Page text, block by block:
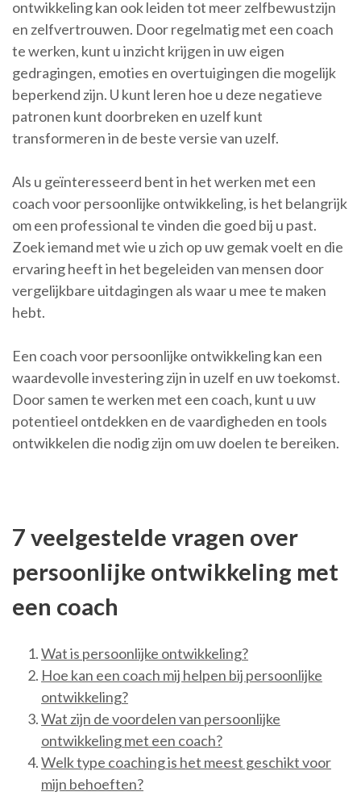
ontwikkeling kan ook leiden tot meer zelfbewustzijn
en zelfvertrouwen. Door regelmatig met een coach
te werken, kunt u inzicht krijgen in uw eigen
gedragingen, emoties en overtuigingen die mogelijk
beperkend zijn. U kunt leren hoe u deze negatieve
patronen kunt doorbreken en uzelf kunt
transformeren in de beste versie van uzelf.
Als u geïnteresseerd bent in het werken met een
coach voor persoonlijke ontwikkeling, is het belangrijk
om een professional te vinden die goed bij u past.
Zoek iemand met wie u zich op uw gemak voelt en die
ervaring heeft in het begeleiden van mensen door
vergelijkbare uitdagingen als waar u mee te maken
hebt.
Een coach voor persoonlijke ontwikkeling kan een
waardevolle investering zijn in uzelf en uw toekomst.
Door samen te werken met een coach, kunt u uw
potentieel ontdekken en de vaardigheden en tools
ontwikkelen die nodig zijn om uw doelen te bereiken.
7 veelgestelde vragen over
persoonlijke ontwikkeling met
een coach
Wat is persoonlijke ontwikkeling?
Hoe kan een coach mij helpen bij persoonlijke
ontwikkeling?
Wat zijn de voordelen van persoonlijke
ontwikkeling met een coach?
Welk type coaching is het meest geschikt voor
mijn behoeften?